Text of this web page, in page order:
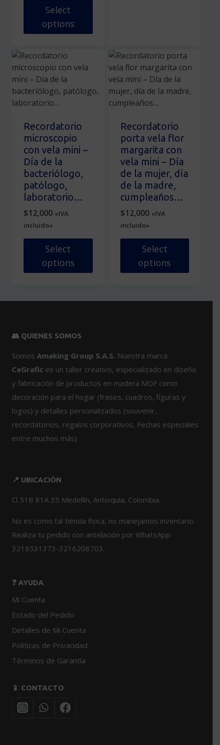
Select
options
producto
múltiples
variantes.
se
pueden
elegir
en
la
página
de
producto
se
pueden
elegir
en
la
página
de
producto
Recordatorio
microscopio
con vela mini –
Día de la
bacteriólogo,
patólogo,
laboratorio…
$12,000 «IVA
incluido»
Select
options
tiene
Las
se
pueden
elegir
en
la
página
producto
Recordatorio
porta vela flor
margarita con
vela mini – Día
de la mujer, día
de la madre,
cumpleaños…
$12,000 «IVA
incluido»
Select
options
tiene
se
pueden
elegir
en
la
página
👥 QUIENES SOMOS
Somos Amaking Group S.A.S. Nuestra marca
CeGrafic es un taller creativo, especializado en diseño
y fabricación de productos en madera MDF como
decoración para el hogar (frases, cuadros, figuras y
logos) y detalles personalizados (souvenir,
recordatorios, regalos corporativos, Fechas especiales
entre muchos más)
📍 UBICACIÓN
Cl 51B 81A 35 Medellín, Antioquia, Colombia.
No es como tal tienda física, no manejamos inventario.
Realiza tu pedido con antelación por WhatsApp
3218531373-3216208703.
❓ AYUDA
Mi Cuenta
Estado del Pedido
Detalles de Mi Cuenta
Politicas de Privacidad
Términos de Garantía
📱 CONTACTO